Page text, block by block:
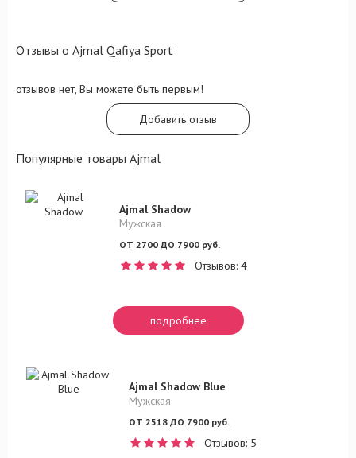
Отзывы о Ajmal Qafiya Sport
отзывов нет, Вы можете быть первым!
Добавить отзыв
Популярные товары Ajmal
Ajmal Shadow
Мужская
ОТ 2700 ДО 7900 руб.
Отзывов: 4
подробнее
Ajmal Shadow Blue
Мужская
ОТ 2518 ДО 7900 руб.
Отзывов: 5